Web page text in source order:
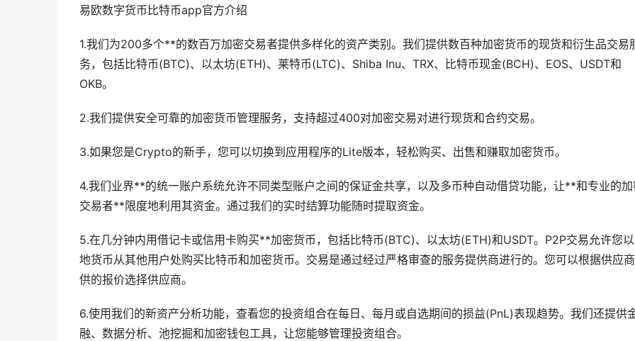
易欧数字货币比特币app官方介绍
1.我们为200多个**的数百万加密交易者提供多样化的资产类别。我们提供数百种加密货币的现货和衍生品交易
务，包括比特币(BTC)、以太坊(ETH)、莱特币(LTC)、Shiba Inu、TRX、比特币现金(BCH)、EOS、USDT和
OKB。
2.我们提供安全可靠的加密货币管理服务，支持超过400对加密交易对进行现货和合约交易。
3.如果您是Crypto的新手，您可以切换到应用程序的Lite版本，轻松购买、出售和赚取加密货币。
4.我们业界**的统一账户系统允许不同类型账户之间的保证金共享，以及多币种自动借贷功能，让**和专业的加
交易者**限度地利用其资金。通过我们的实时结算功能随时提取资金。
5.在几分钟内用借记卡或信用卡购买**加密货币，包括比特币(BTC)、以太坊(ETH)和USDT。P2P交易允许您
地货币从其他用户处购买比特币和加密货币。交易是通过经过严格审查的服务提供商进行的。您可以根据供应
供的报价选择供应商。
6.使用我们的新资产分析功能，查看您的投资组合在每日、每月或自选期间的损益(PnL)表现趋势。我们还提供
融、数据分析、池挖掘和加密钱包工具，让您能够管理投资组合。